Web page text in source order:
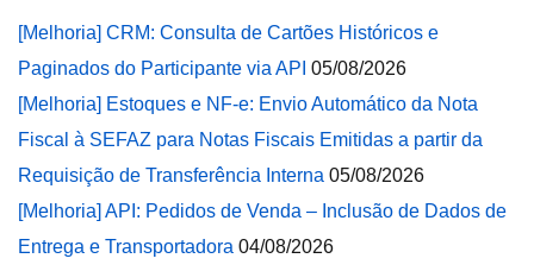
[Melhoria] CRM: Consulta de Cartões Históricos e
Paginados do Participante via API 05/08/2026
[Melhoria] Estoques e NF-e: Envio Automático da Nota
Fiscal à SEFAZ para Notas Fiscais Emitidas a partir da
Requisição de Transferência Interna 05/08/2026
[Melhoria] API: Pedidos de Venda – Inclusão de Dados de
Entrega e Transportadora 04/08/2026